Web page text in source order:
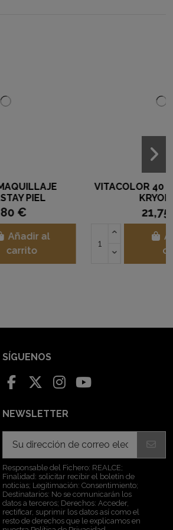
CREMA REVITALIZANTE
Añadir al
carrito
SÍGUENOS
NEWSLETTER
Responsable del Fichero: REALCE;
Finalidad: solicitar recibir el boletín de
noticias; Legitimación: Consentimiento;
Destinatarios: No se comunicarán los
datos a terceros; Derechos: Acceder,
rectificar, suprimir los datos así como el
resto de derechos que le explicamos en